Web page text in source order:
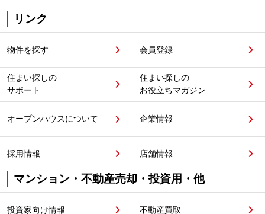
リンク
物件を探す 会員登録
住まい探しの
サポート
住まい探しの
お役立ちマガジン
オープンハウスについて 企業情報
採用情報 店舗情報
マンション・不動産売却・投資用・他
投資家向け情報 不動産買取